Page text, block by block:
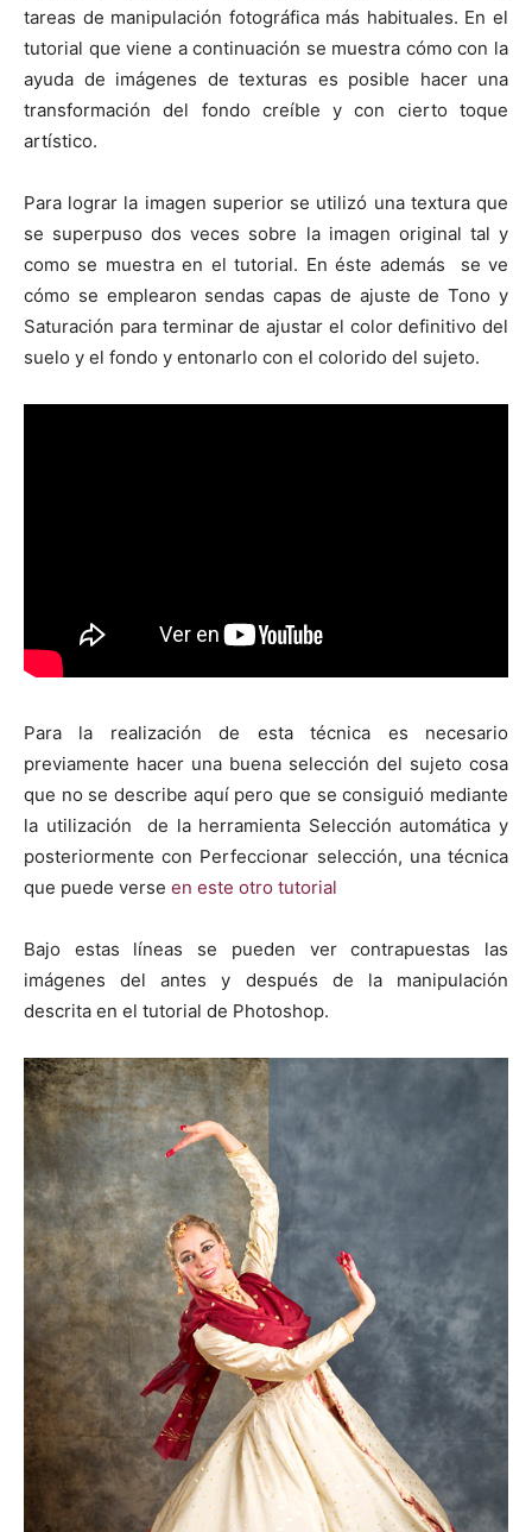
tareas de manipulación fotográfica más habituales. En el
tutorial que viene a continuación se muestra cómo con la
ayuda de imágenes de texturas es posible hacer una
transformación del fondo creíble y con cierto toque
artístico.
Para lograr la imagen superior se utilizó una textura que
se superpuso dos veces sobre la imagen original tal y
como se muestra en el tutorial. En éste además se ve
cómo se emplearon sendas capas de ajuste de Tono y
Saturación para terminar de ajustar el color definitivo del
suelo y el fondo y entonarlo con el colorido del sujeto.
Para la realización de esta técnica es necesario
previamente hacer una buena selección del sujeto cosa
que no se describe aquí pero que se consiguió mediante
la utilización de la herramienta Selección automática y
posteriormente con Perfeccionar selección, una técnica
que puede verse en este otro tutorial
Bajo estas líneas se pueden ver contrapuestas las
imágenes del antes y después de la manipulación
descrita en el tutorial de Photoshop.